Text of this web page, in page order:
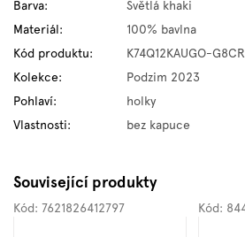
Barva:
Světlá khaki
Materiál:
100% bavlna
Kód produktu:
K74Q12KAUGO-G8CR
Kolekce:
Podzim 2023
Pohlaví:
holky
Vlastnosti: bez kapuce
Související produkty
Kód: 7621826412797 Kód: